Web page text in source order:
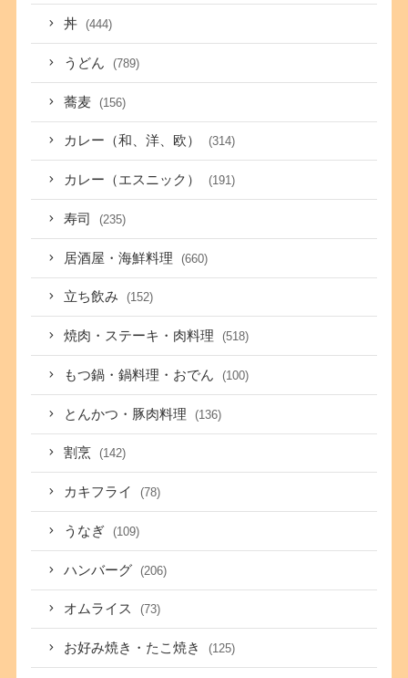
丼 (444)
うどん (789)
蕎麦 (156)
カレー（和、洋、欧） (314)
カレー（エスニック） (191)
寿司 (235)
居酒屋・海鮮料理 (660)
立ち飲み (152)
焼肉・ステーキ・肉料理 (518)
もつ鍋・鍋料理・おでん (100)
とんかつ・豚肉料理 (136)
割烹 (142)
カキフライ (78)
うなぎ (109)
ハンバーグ (206)
オムライス (73)
お好み焼き・たこ焼き (125)